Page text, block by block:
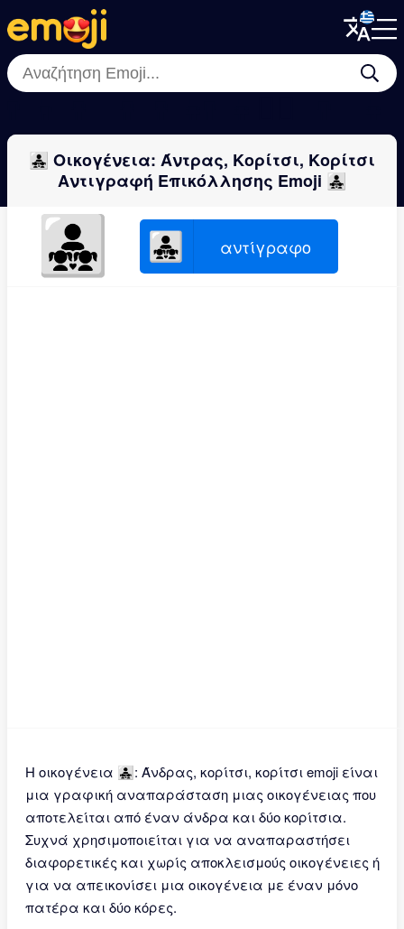
Menu
Close
Menu
Close
👨‍👧‍👧 Οικογένεια: Άντρας, Κορίτσι, Κορίτσι
Αντιγραφή Επικόλλησης Emoji 👨‍👧‍👧
👨‍👧‍👧 👨‍👧‍👧 αντίγραφο
Η οικογένεια 👨‍👧‍👧: Άνδρας, κορίτσι, κορίτσι emoji είναι
μια γραφική αναπαράσταση μιας οικογένειας που
αποτελείται από έναν άνδρα και δύο κορίτσια.
Συχνά χρησιμοποιείται για να αναπαραστήσει
διαφορετικές και χωρίς αποκλεισμούς οικογένειες ή
για να απεικονίσει μια οικογένεια με έναν μόνο
πατέρα και δύο κόρες.